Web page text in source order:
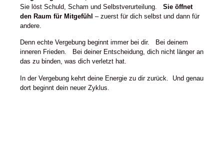
Sie löst Schuld, Scham und Selbstverurteilung. Sie öffnet
den Raum für Mitgefühl – zuerst für dich selbst und dann für
andere.
Denn echte Vergebung beginnt immer bei dir. Bei deinem
inneren Frieden. Bei deiner Entscheidung, dich nicht länger an
das zu binden, was dich verletzt hat.
In der Vergebung kehrt deine Energie zu dir zurück. Und genau
dort beginnt dein neuer Zyklus.